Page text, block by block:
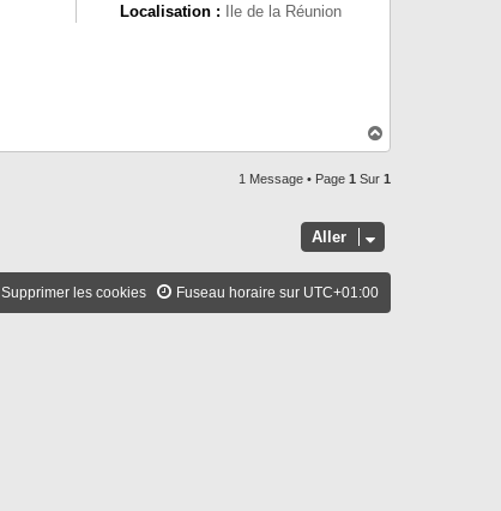
Localisation : Ile de la Réunion
a
t
1 Message • Page 1 Sur 1
Aller
Fuseau horaire sur UTC+01:00
Supprimer les cookies